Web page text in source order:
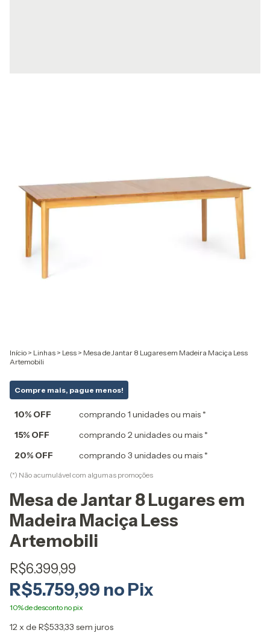
Início > Linhas > Less > Mesa de Jantar 8 Lugares em Madeira Maciça Less
Artemobili
Compre mais, pague menos!
10% OFF
comprando 1 unidades ou mais *
15% OFF
comprando 2 unidades ou mais *
20% OFF
comprando 3 unidades ou mais *
(*) Não acumulável com algumas promoções
Mesa de Jantar 8 Lugares em
Madeira Maciça Less
Artemobili
R$6.399,99
R$5.759,99
12x de R$533,33 sem juros